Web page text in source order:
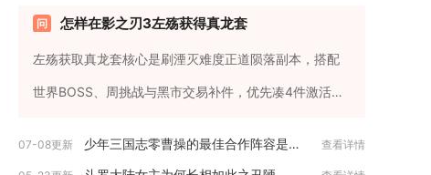
怎样在影之刃3左殇获得真龙套
左殇获取真龙套核心是刷湮灭难度正道陨落副本，搭配
世界BOSS、周挑战与黑市交易补件，优先凑4件激活副
07-08更新 少年三国志零曹操的最佳合作阵容是什么 查看详情